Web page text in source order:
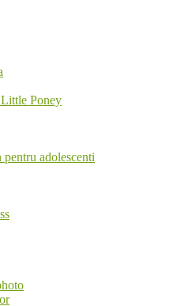
Poney
adolescenti